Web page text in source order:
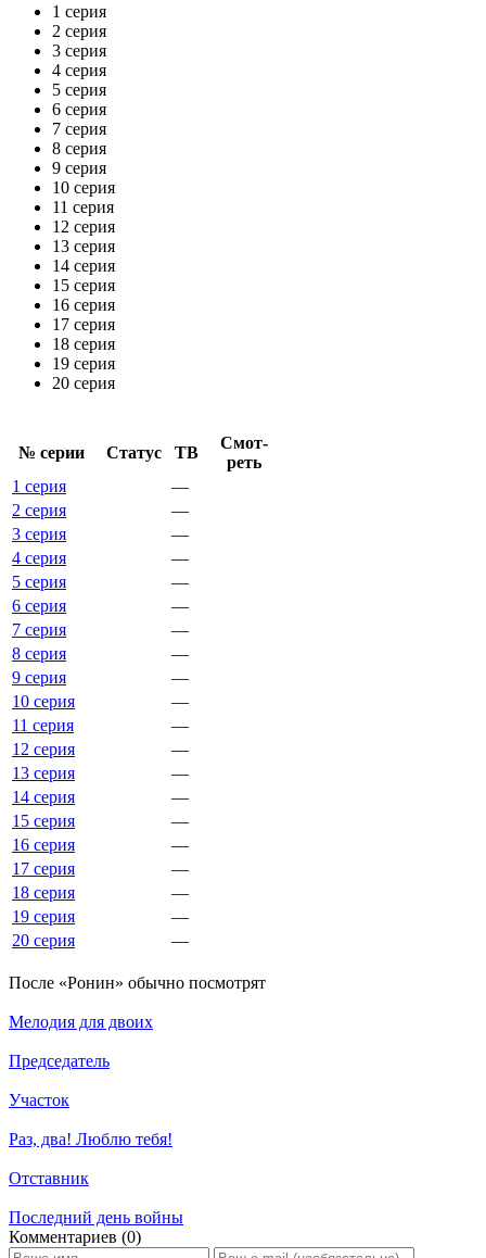
1 серия
2 серия
3 серия
4 серия
5 серия
6 серия
7 серия
8 серия
9 серия
10 серия
11 серия
12 серия
13 серия
14 серия
15 серия
16 серия
17 серия
18 серия
19 серия
20 серия
№ се­рии Ста­тус ТВ
Смот­
реть
1 серия
—
2 серия
—
3 серия
—
4 серия
—
5 серия
—
6 серия
—
7 серия
—
8 серия
—
9 серия
—
10 серия
—
11 серия
—
12 серия
—
13 серия
—
14 серия
—
15 серия
—
16 серия
—
17 серия
—
18 серия
—
19 серия
—
20 серия
—
По­сле «Ронин» обыч­но по­смот­рят
Мелодия для двоих
Председатель
Участок
Раз, два! Люблю тебя!
Отставник
Последний день войны
Ком­мен­та­ри­ев (0)